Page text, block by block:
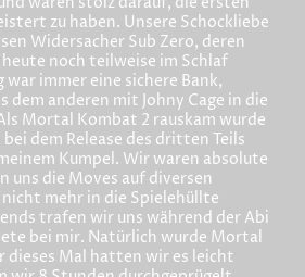
zu haben. Unsere Schockliebe
Widersacher Sub Zero, deren
noch teilweise im Schlaf
war immer eine sichere Bank,
dem anderen mit Johny Cage in die
Mortal Kombat 2 rauskam wurde
dem Release des dritten Teils
Kumpel. Wir waren absolute
uns die Moves auf diversen
mehr in die Spielehüllte
trafen wir uns während der Abi
bei mir. Natürlich wurde Mortal
dieses Mal hatten wir es leicht